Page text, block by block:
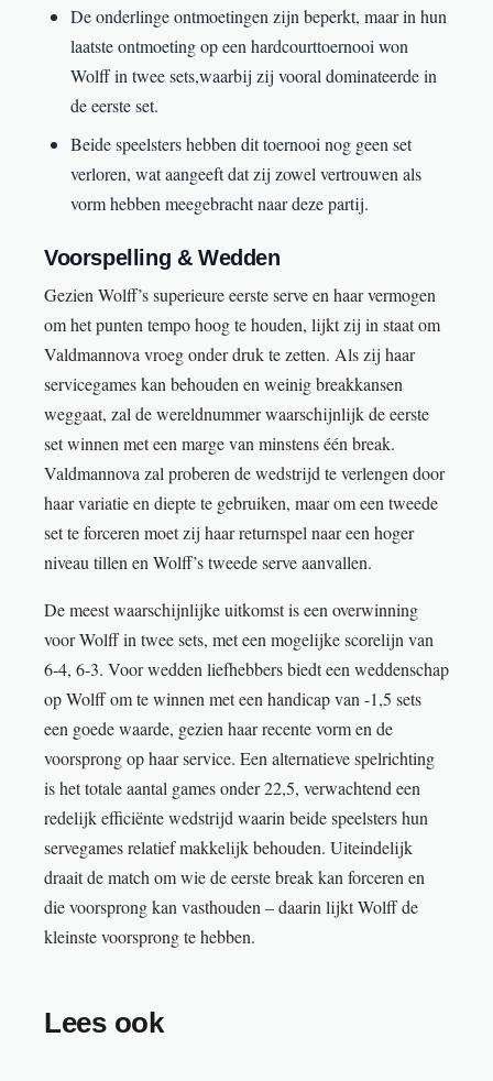
De onderlinge ontmoetingen zijn beperkt, maar in hun
laatste ontmoeting op een hardcourttoernooi won
Wolff in twee sets,waarbij zij vooral dominateerde in
de eerste set.
Beide speelsters hebben dit toernooi nog geen set
verloren, wat aangeeft dat zij zowel vertrouwen als
vorm hebben meegebracht naar deze partij.
Voorspelling & Wedden
Gezien Wolff’s superieure eerste serve en haar vermogen
om het punten tempo hoog te houden, lijkt zij in staat om
Valdmannova vroeg onder druk te zetten. Als zij haar
servicegames kan behouden en weinig breakkansen
weggaat, zal de wereldnummer waarschijnlijk de eerste
set winnen met een marge van minstens één break.
Valdmannova zal proberen de wedstrijd te verlengen door
haar variatie en diepte te gebruiken, maar om een tweede
set te forceren moet zij haar returnspel naar een hoger
niveau tillen en Wolff’s tweede serve aanvallen.
De meest waarschijnlijke uitkomst is een overwinning
voor Wolff in twee sets, met een mogelijke scorelijn van
6‑4, 6‑3. Voor wedden liefhebbers biedt een weddenschap
op Wolff om te winnen met een handicap van -1,5 sets
een goede waarde, gezien haar recente vorm en de
voorsprong op haar service. Een alternatieve spelrichting
is het totale aantal games onder 22,5, verwachtend een
redelijk efficiënte wedstrijd waarin beide speelsters hun
servegames relatief makkelijk behouden. Uiteindelijk
draait de match om wie de eerste break kan forceren en
die voorsprong kan vasthouden – daarin lijkt Wolff de
kleinste voorsprong te hebben.
Lees ook